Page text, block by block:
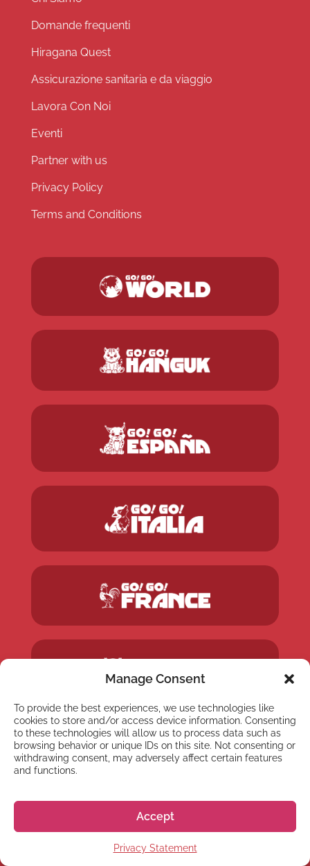
Manage Consent
To provide the best experiences, we use technologies like
cookies to store and/or access device information. Consenting
to these technologies will allow us to process data such as
browsing behavior or unique IDs on this site. Not consenting or
withdrawing consent, may adversely affect certain features
and functions.
Accept
Privacy Statement
Domande frequenti
Hiragana Quest
Assicurazione sanitaria e da viaggio
Lavora Con Noi
Eventi
Partner with us
Privacy Policy
Terms and Conditions